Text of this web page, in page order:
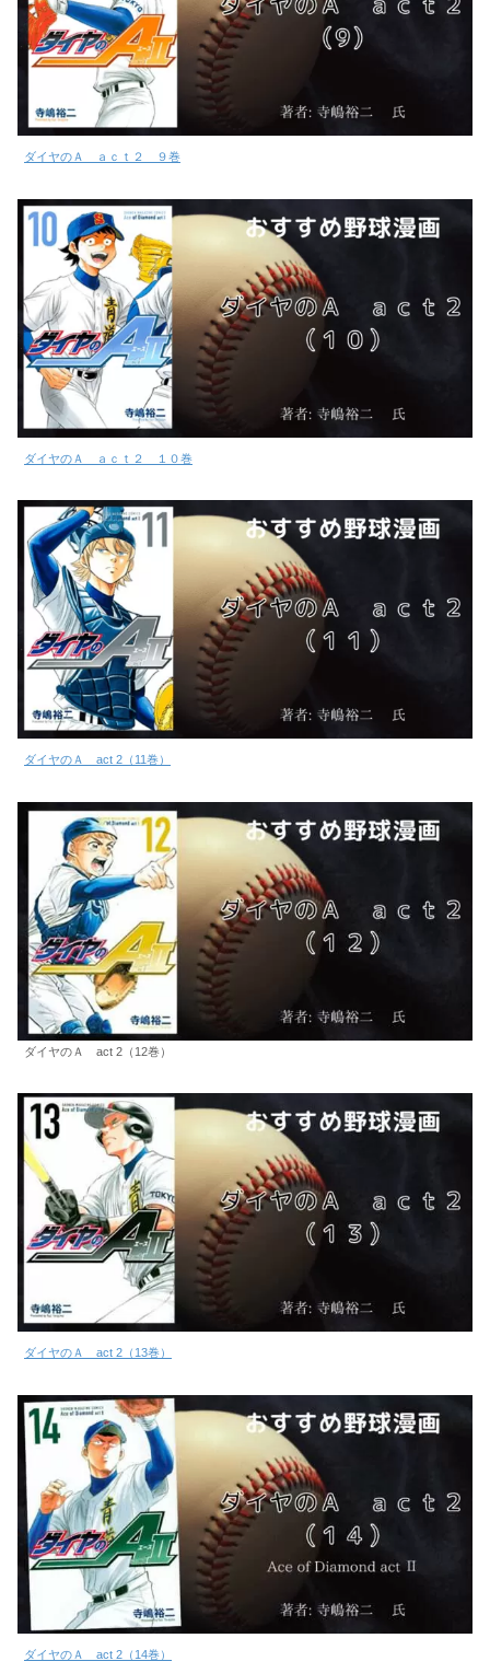
ダイヤのＡ ａｃｔ２ ９巻
ダイヤのＡ ａｃｔ２ １０巻
ダイヤのＡ act 2（11巻）
ダイヤのＡ act 2（12巻）
ダイヤのＡ act 2（13巻）
ダイヤのＡ act 2（14巻）